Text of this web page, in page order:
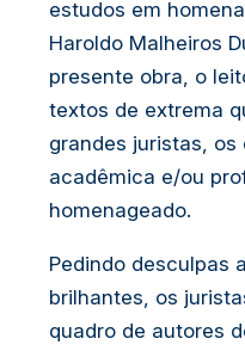
estudos em
Haroldo Malheiros
presente obra, o
textos de extrema
grandes juristas,
acadêmica e/ou
homenageado.
Pedindo desculpas
brilhantes, os
quadro de autores